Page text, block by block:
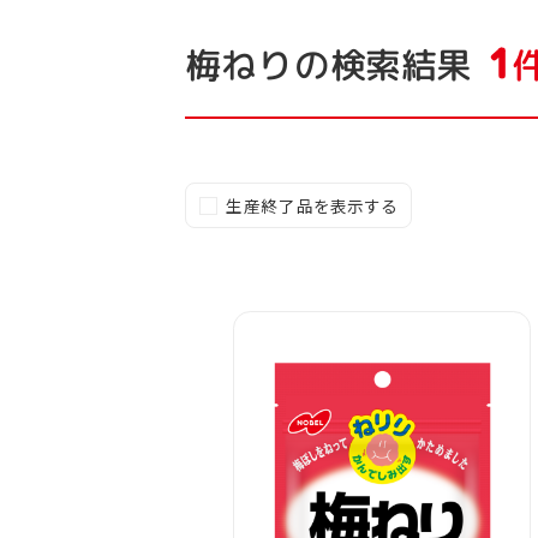
梅ねりの検索結果 1
生産終了品を表示する